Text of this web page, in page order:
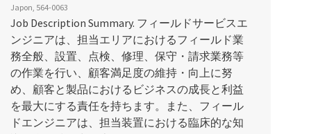
Japon, 564-0063
Job Description Summary. フィールドサービスエ
ンジニアは、担当エリアにおけるフィールド業
務全般、設置、点検、修理、保守・請求業務等
の作業を行い、顧客満足度の維持・向上に努
め、顧客と製品におけるビジネスの成長と利益
を最大にする責任を持ちます。また、フィール
ドエンジニアは、担当装置における臨床的な知